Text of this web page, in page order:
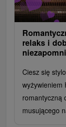
relaks i
Ciesz się
wyżywieniem
romantyczną
musującego